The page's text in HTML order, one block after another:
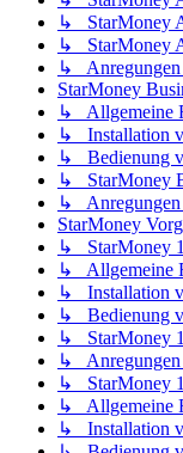
↳ StarMoney
↳ StarMoney
↳ Anregungen
StarMoney
↳ Allgemeine
↳ Installation
↳ Bedienung
↳ StarMoney
↳ Anregungen
StarMoney
↳ StarMoney
↳ Allgemeine
↳ Installation
↳ Bedienung
↳ StarMoney
↳ Anregungen
↳ StarMoney
↳ Allgemeine
↳ Installation